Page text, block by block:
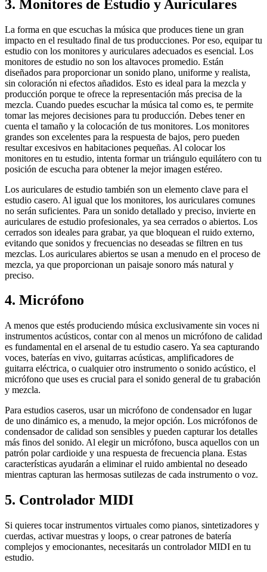
3. Monitores de Estudio y Auriculares
La forma en que escuchas la música que produces tiene un gran
impacto en el resultado final de tus producciones. Por eso, equipar tu
estudio con los monitores y auriculares adecuados es esencial. Los
monitores de estudio no son los altavoces promedio. Están
diseñados para proporcionar un sonido plano, uniforme y realista,
sin coloración ni efectos añadidos. Esto es ideal para la mezcla y
producción porque te ofrece la representación más precisa de la
mezcla. Cuando puedes escuchar la música tal como es, te permite
tomar las mejores decisiones para tu producción. Debes tener en
cuenta el tamaño y la colocación de tus monitores. Los monitores
grandes son excelentes para la respuesta de bajos, pero pueden
resultar excesivos en habitaciones pequeñas. Al colocar los
monitores en tu estudio, intenta formar un triángulo equilátero con tu
posición de escucha para obtener la mejor imagen estéreo.
Los auriculares de estudio también son un elemento clave para el
estudio casero. Al igual que los monitores, los auriculares comunes
no serán suficientes. Para un sonido detallado y preciso, invierte en
auriculares de estudio profesionales, ya sea cerrados o abiertos. Los
cerrados son ideales para grabar, ya que bloquean el ruido externo,
evitando que sonidos y frecuencias no deseadas se filtren en tus
mezclas. Los auriculares abiertos se usan a menudo en el proceso de
mezcla, ya que proporcionan un paisaje sonoro más natural y
preciso.
4. Micrófono
A menos que estés produciendo música exclusivamente sin voces ni
instrumentos acústicos, contar con al menos un micrófono de calidad
es fundamental en el arsenal de tu estudio casero. Ya sea capturando
voces, baterías en vivo, guitarras acústicas, amplificadores de
guitarra eléctrica, o cualquier otro instrumento o sonido acústico, el
micrófono que uses es crucial para el sonido general de tu grabación
y mezcla.
Para estudios caseros, usar un micrófono de condensador en lugar
de uno dinámico es, a menudo, la mejor opción. Los micrófonos de
condensador de calidad son sensibles y pueden capturar los detalles
más finos del sonido. Al elegir un micrófono, busca aquellos con un
patrón polar cardioide y una respuesta de frecuencia plana. Estas
características ayudarán a eliminar el ruido ambiental no deseado
mientras capturan las hermosas sutilezas de cada instrumento o voz.
5. Controlador MIDI
Si quieres tocar instrumentos virtuales como pianos, sintetizadores y
cuerdas, activar muestras y loops, o crear patrones de batería
complejos y emocionantes, necesitarás un controlador MIDI en tu
estudio.